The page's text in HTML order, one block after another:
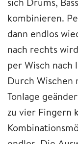
kombinieren.
dann endlos
nach rechts
per Wisch nach
Durch Wischen
Tonlage
zu vier Fingern